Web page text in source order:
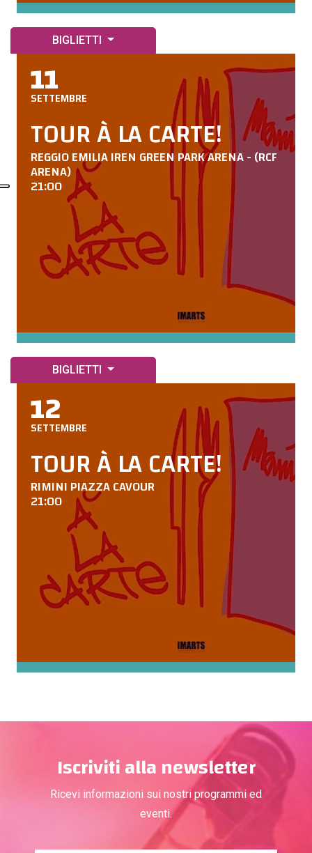
BIGLIETTI
11
SETTEMBRE
TOUR À LA CARTE!
REGGIO EMILIA IREN GREEN PARK ARENA - (RCF
ARENA)
21:00
BIGLIETTI
12
SETTEMBRE
TOUR À LA CARTE!
RIMINI PIAZZA CAVOUR
21:00
Iscriviti alla newsletter
Ricevi informazioni sui nostri programmi ed
eventi.